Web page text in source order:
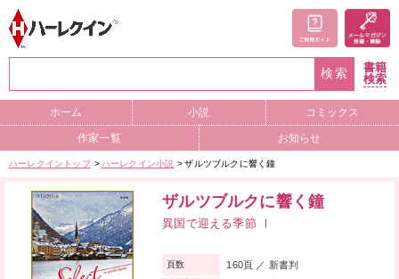
検索
書籍
検索
ホーム 小説 コミックス
作家一覧 お知らせ
ハーレクイントップ ハーレクイン小説 ザルツブルクに響く鐘
ザルツブルクに響く鐘
異国で迎える季節 Ⅰ
頁数 160頁 ／ 新書判